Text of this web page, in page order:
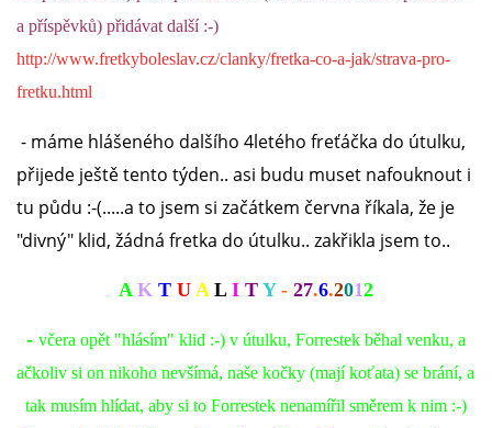
JAK FRETKA BYDLÍ
CESTOVÁNÍ S FRETKOU
KASTRACE
a příspěvků) přidávat další :-)
http://www.fretkyboleslav.cz/clanky/fretka-co-a-jak/strava-pro-
fretku.html
- máme hlášeného dalšího 4letého freťáčka do útulku,
přijede ještě tento týden.. asi budu muset nafouknout i
tu půdu :-(.....a to jsem si začátkem června říkala, že je
"divný" klid, žádná fretka do útulku.. zakřikla jsem to..
AK T U A L I T Y- 27.6.2012
- včera opět "hlásím" klid :-) v útulku, Forrestek běhal venku, a
ačkoliv si on nikoho nevšímá, naše kočky (mají koťata) se brání, a
tak musím hlídat, aby si to Forrestek nenamířil směrem k nim :-)